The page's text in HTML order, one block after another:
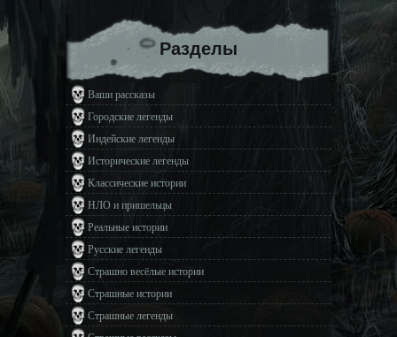
Разделы
Ваши рассказы
Городские легенды
Индейские легенды
Исторические легенды
Классические истории
НЛО и пришельцы
Реальные истории
Русские легенды
Страшно весёлые истории
Страшные истории
Страшные легенды